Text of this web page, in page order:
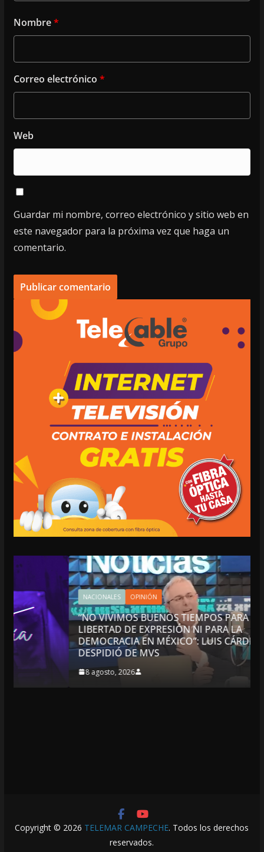
Nombre*
Correo electrónico *
Web
Guardar mi nombre, correo electrónico y sitio web en
este navegador para la próxima vez que haga un
comentario.
NACIONALES OPINIÓN
“NO VIVIMOS BUENOS TIEMPOS PARA LA
LIBERTAD DE EXPRESIÓN NI PARA LA
DEMOCRACIA EN MÉXICO”: LUIS CÁRDENAS; SE
DESPIDIÓ DE MVS
8 agosto, 2026
Copyright © 2026 TELEMAR CAMPECHE. Todos los derechos
reservados.